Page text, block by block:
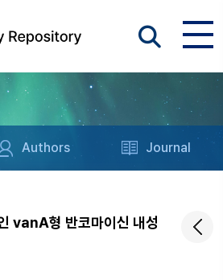
Authors Journal
vanA형 반코마이신 내성